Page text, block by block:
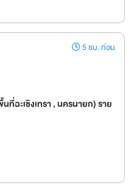
5 ชม. ก่อน
ที่ฉะเชิงเทรา , นครนายก) ราย